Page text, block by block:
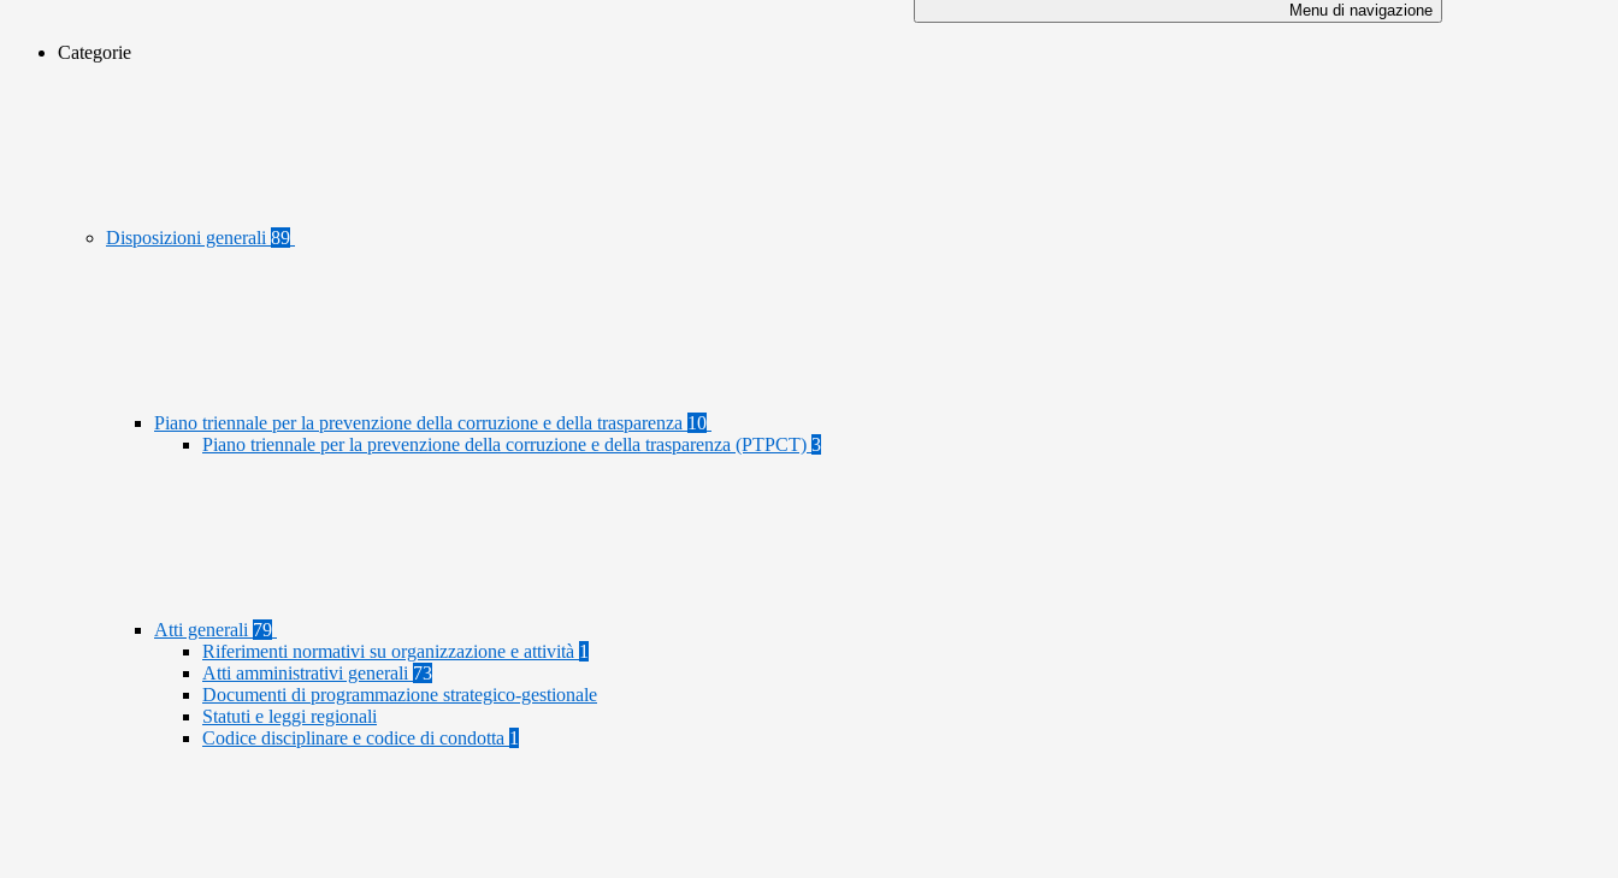
Menu di navigazione
Categorie
Disposizioni generali 89
Piano triennale per la prevenzione della corruzione e della trasparenza 10
Piano triennale per la prevenzione della corruzione e della trasparenza (PTPCT) 3
Atti generali 79
Riferimenti normativi su organizzazione e attività 1
Atti amministrativi generali 73
Documenti di programmazione strategico-gestionale
Statuti e leggi regionali
Codice disciplinare e codice di condotta 1